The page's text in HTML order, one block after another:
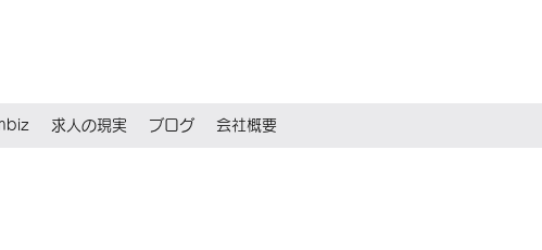
求人の現実 ブログ 会社概要